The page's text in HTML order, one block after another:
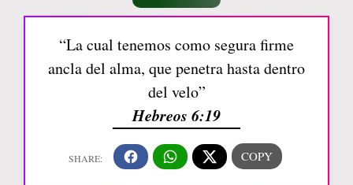
“La cual tenemos como segura firme
ancla del alma, que penetra hasta dentro
del velo”
Hebreos 6:19